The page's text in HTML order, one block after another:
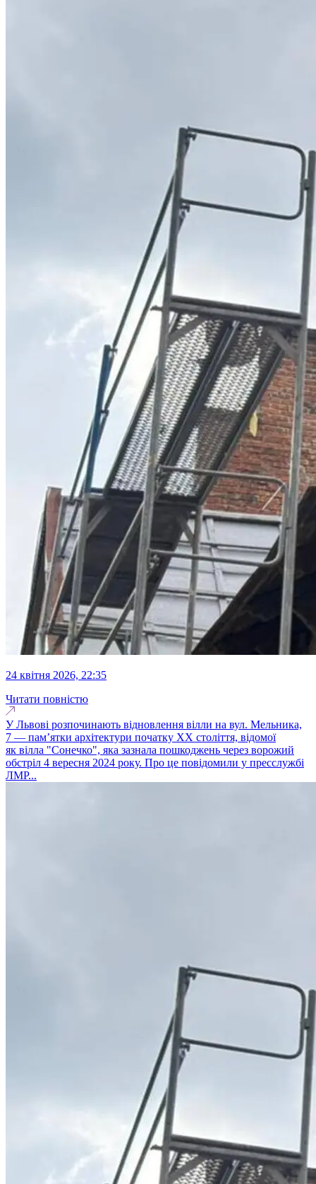
24 квітня 2026, 22:35
Читати повністю
У Львові розпочинають відновлення вілли на вул. Мельника,
7 — пам’ятки архітектури початку ХХ століття, відомої
як вілла "Сонечко", яка зазнала пошкоджень через ворожий
обстріл 4 вересня 2024 року. Про це повідомили у пресслужбі
ЛМР...